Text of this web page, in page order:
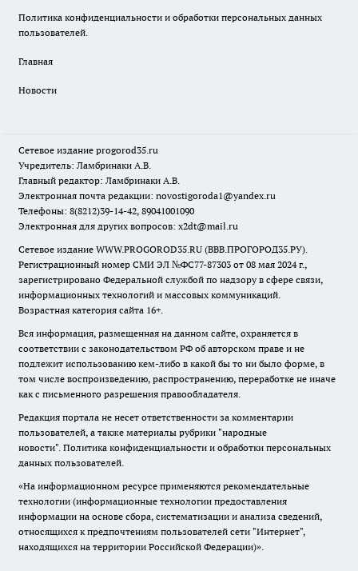
Политика конфиденциальности и обработки персональных данных
пользователей.
Главная
Новости
Сетевое издание progorod35.ru
Учредитель: Ламбринаки А.В.
Главный редактор: Ламбринаки А.В.
Электронная почта редакции: novostigoroda1@yandex.ru
Телефоны: 8(8212)39-14-42, 89041001090
Электронная для других вопросов: x2dt@mail.ru
Сетевое издание WWW.PROGOROD35.RU (ВВВ.ПРОГОРОД35.РУ).
Регистрационный номер СМИ ЭЛ №ФС77-87303 от 08 мая 2024 г.,
зарегистрировано Федеральной службой по надзору в сфере связи,
информационных технологий и массовых коммуникаций.
Возрастная категория сайта 16+.
Вся информация, размещенная на данном сайте, охраняется в
соответствии с законодательством РФ об авторском праве и не
подлежит использованию кем-либо в какой бы то ни было форме, в
том числе воспроизведению, распространению, переработке не иначе
как с письменного разрешения правообладателя.
Редакция портала не несет ответственности за комментарии
пользователей, а также материалы рубрики "народные
новости". Политика конфиденциальности и обработки персональных
данных пользователей.
«На информационном ресурсе применяются рекомендательные
технологии (информационные технологии предоставления
информации на основе сбора, систематизации и анализа сведений,
относящихся к предпочтениям пользователей сети "Интернет",
находящихся на территории Российской Федерации)».